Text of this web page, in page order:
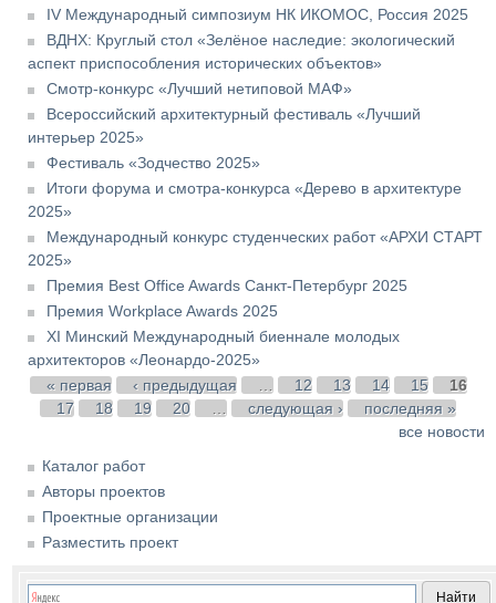
IV Международный симпозиум НК ИКОМОС, Россия 2025
ВДНХ: Круглый стол «Зелёное наследие: экологический
аспект приспособления исторических объектов»
Смотр-конкурс «Лучший нетиповой МАФ»
Всероссийский архитектурный фестиваль «Лучший
интерьер 2025»
Фестиваль «Зодчество 2025»
Итоги форума и смотра-конкурса «Дерево в архитектуре
2025»
Международный конкурс студенческих работ «АРХИ СТАРТ
2025»
Премия Best Office Awards Санкт-Петербург 2025
Премия Workplace Awards 2025
XI Минский Международный биеннале молодых
архитекторов «Леонардо-2025»
Страницы
« первая ‹ предыдущая … 12 13 14 15
16
17
18 19 20 … следующая ›
последняя »
все новости
Каталог работ
Авторы проектов
Проектные организации
Разместить проект